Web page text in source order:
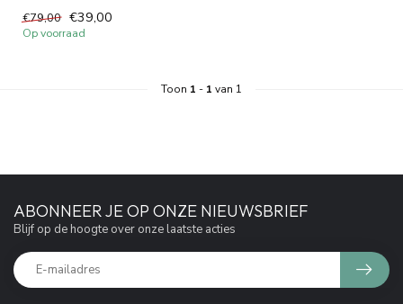
ivory tint. Deze
gerectificeerde...
€79,00 €39,00
Op voorraad
Toon 1 - 1 van 1
ABONNEER JE OP ONZE NIEUWSBRIEF
Blijf op de hoogte over onze laatste acties